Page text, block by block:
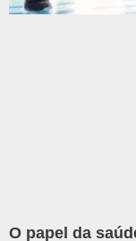
O papel da